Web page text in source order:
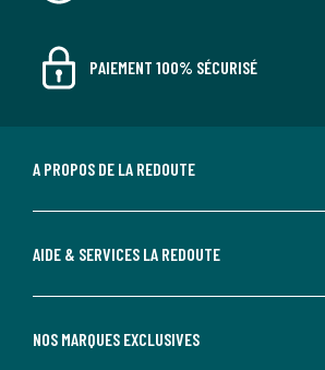
PAIEMENT 100% SÉCURISÉ
A PROPOS DE LA REDOUTE
AIDE & SERVICES LA REDOUTE
NOS MARQUES EXCLUSIVES